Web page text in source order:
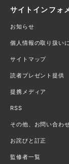
サイトインフォ
お知らせ
個人情報の取り扱い
サイトマップ
読者プレゼント提供
提携メディア
RSS
その他、お問い合わ
お詫びと訂正
監修者一覧